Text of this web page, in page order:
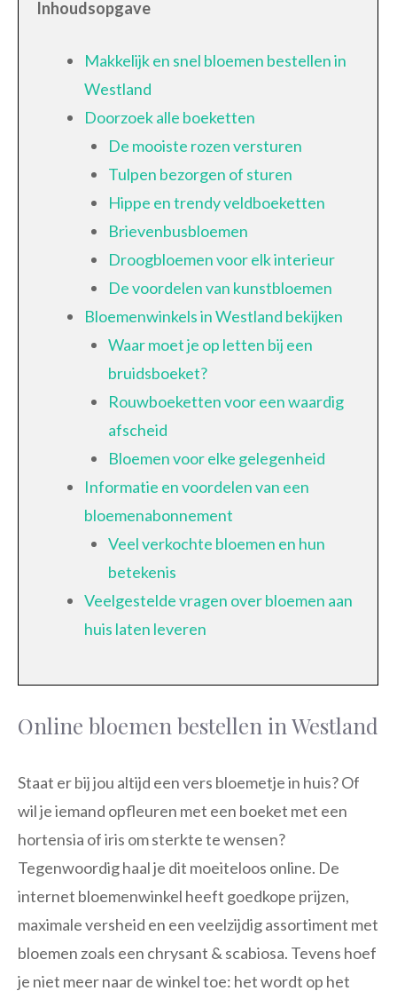
Inhoudsopgave
Makkelijk en snel bloemen bestellen in
Westland
Doorzoek alle boeketten
De mooiste rozen versturen
Tulpen bezorgen of sturen
Hippe en trendy veldboeketten
Brievenbusbloemen
Droogbloemen voor elk interieur
De voordelen van kunstbloemen
Bloemenwinkels in Westland bekijken
Waar moet je op letten bij een
bruidsboeket?
Rouwboeketten voor een waardig
afscheid
Bloemen voor elke gelegenheid
Informatie en voordelen van een
bloemenabonnement
Veel verkochte bloemen en hun
betekenis
Veelgestelde vragen over bloemen aan
huis laten leveren
Online bloemen bestellen in Westland
Staat er bij jou altijd een vers bloemetje in huis? Of
wil je iemand opfleuren met een boeket met een
hortensia of iris om sterkte te wensen?
Tegenwoordig haal je dit moeiteloos online. De
internet bloemenwinkel heeft goedkope prijzen,
maximale versheid en een veelzijdig assortiment met
bloemen zoals een chrysant & scabiosa. Tevens hoef
je niet meer naar de winkel toe: het wordt op het